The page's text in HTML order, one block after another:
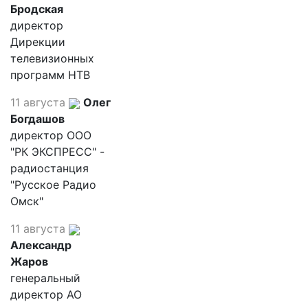
Бродская
директор
Дирекции
телевизионных
программ НТВ
11 августа
Олег
Богдашов
директор ООО
"РК ЭКСПРЕСС" -
радиостанция
"Русское Радио
Омск"
11 августа
Александр
Жаров
генеральный
директор АО